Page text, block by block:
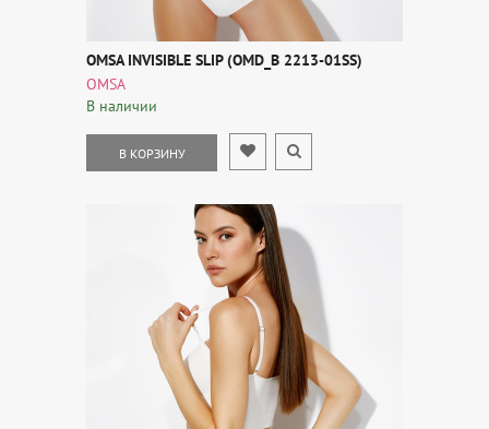
OMSA INVISIBLE SLIP (OMD_B 2213-01SS)
OMSA
В наличии
В КОРЗИНУ